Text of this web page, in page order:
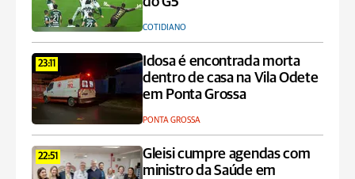
COTIDIANO
23:11
Idosa é encontrada morta
dentro de casa na Vila Odete
em Ponta Grossa
PONTA GROSSA
22:51
Gleisi cumpre agendas com
ministro da Saúde em